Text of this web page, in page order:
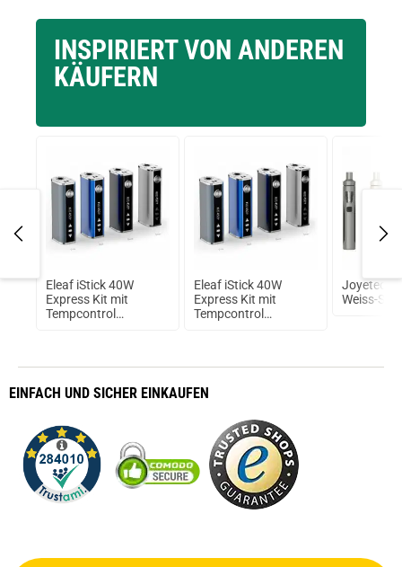
01.09.2025 — via Trustedshops.de
Alessandro P.
INSPIRIERT VON ANDEREN
KÄUFERN
Eleaf iStick 40W
Express Kit mit
Tempcontrol
Eleaf iStick 40W
Express Kit mit
Tempcontrol
Joyetech
Weiss-
EINFACH UND SICHER EINKAUFEN